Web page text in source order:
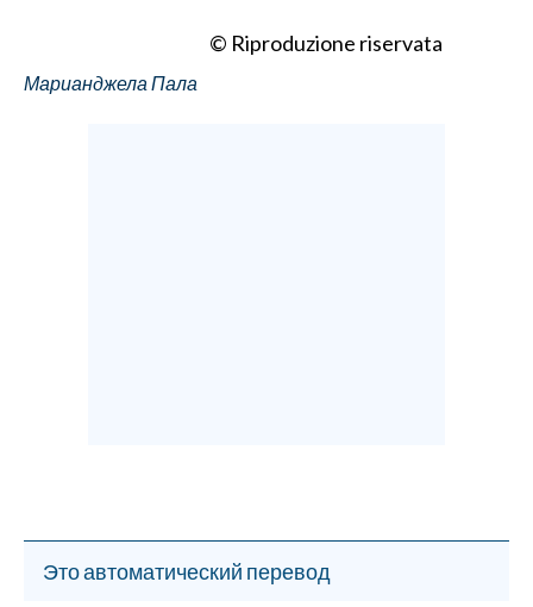
© Riproduzione riservata
Марианджела Пала
Это автоматический перевод